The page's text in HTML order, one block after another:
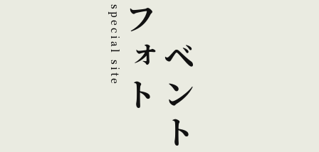
イベント
フォト
special site